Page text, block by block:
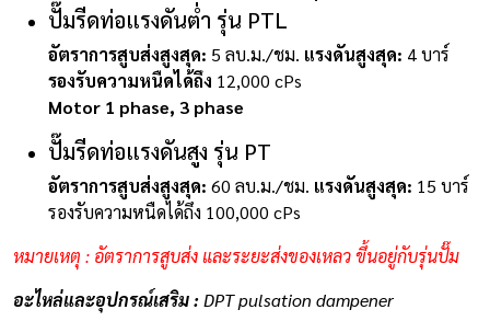
ปั๊มรีดท่อแรงดันต่ำ รุ่น PTL
อัตราการสูบส่งสูงสุด: 5 ลบ.ม./ชม. แรงดันสูงสุด: 4 บาร์
รองรับความหนืดได้ถึง 12,000 cPs
Motor 1 phase, 3 phase
ปั๊มรีดท่อแรงดันสูง รุ่น PT
อัตราการสูบส่งสูงสุด: 60 ลบ.ม./ชม. แรงดันสูงสุด: 15 บาร์
รองรับความหนืดได้ถึง 100,000 cPs
หมายเหตุ : อัตราการสูบส่ง และระยะส่งของเหลว ขึ้นอยู่กับรุ่นปั๊ม
อะไหล่และอุปกรณ์เสริม :DPT pulsation dampener